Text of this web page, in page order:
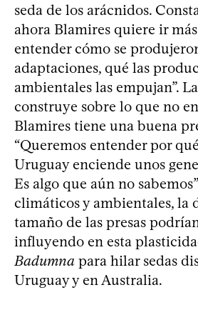
seda de los arácnidos.
ahora Blamires quiere ir
entender cómo se
adaptaciones, qué las
ambientales las empujan”.
construye sobre lo que no
Blamires tiene una buena
“Queremos entender por
Uruguay enciende unos
Es algo que aún no
climáticos y ambientales, la
tamaño de las presas
influyendo en esta
Badumna para hilar sedas
Uruguay y en Australia.